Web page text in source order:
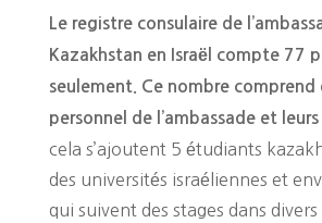
Le registre consulaire de
Kazakhstan en Israël compte 77
seulement. Ce nombre comprend
personnel de l’ambassade et
cela s’ajoutent 5 étudiants
des universités israéliennes et
qui suivent des stages dans divers